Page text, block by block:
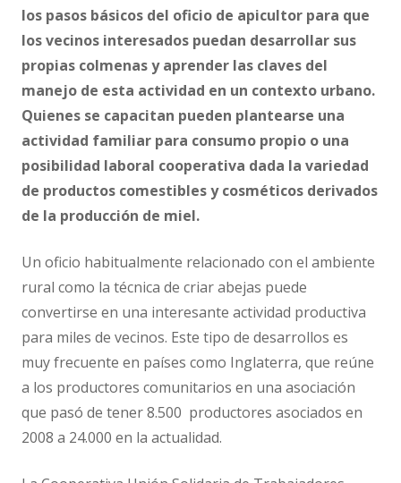
los pasos básicos del oficio de apicultor para que
los vecinos interesados puedan desarrollar sus
propias colmenas y aprender las claves del
manejo de esta actividad en un contexto urbano.
Quienes se capacitan pueden plantearse una
actividad familiar para consumo propio o una
posibilidad laboral cooperativa dada la variedad
de productos comestibles y cosméticos derivados
de la producción de miel.
Un oficio habitualmente relacionado con el ambiente
rural como la técnica de criar abejas puede
convertirse en una interesante actividad productiva
para miles de vecinos. Este tipo de desarrollos es
muy frecuente en países como Inglaterra, que reúne
a los productores comunitarios en una asociación
que pasó de tener 8.500 productores asociados en
2008 a 24.000 en la actualidad.